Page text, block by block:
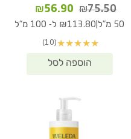
₪75.50
המחיר
המקורי
₪75.50.
₪56.90
הנוכחי
50 מ"ל ₪113.80 ל- 100 מ"ל
★
★
★
★
★
(10)